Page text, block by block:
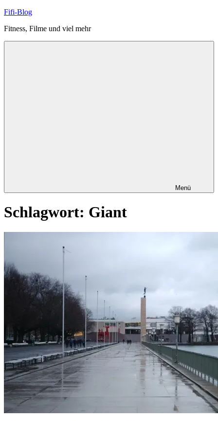
Zum
springen
Fifi-Blog
Fitness, Filme und viel mehr
Menü
Schlagwort: Giant